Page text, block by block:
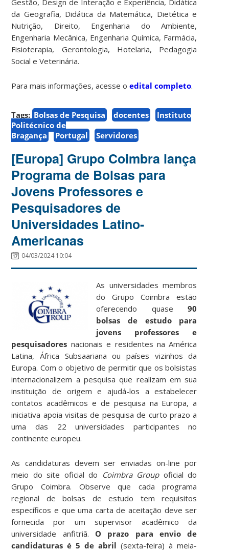
da Geografia, Didática da Matemática, Dietética e
Nutrição, Direito, Engenharia do Ambiente,
Engenharia Mecânica, Engenharia Química, Farmácia,
Fisioterapia, Gerontologia, Hotelaria, Pedagogia
Social e Veterinária.
Para mais informações, acesse oedital completo.
Tags: Bolsas de Pesquisa docentes
Instituto
Politécnico de
Bragança
Portugal Servidores
[Europa] Grupo Coimbra lança
Programa de Bolsas para
Jovens Professores e
Pesquisadores de
Universidades Latino-
Americanas
04/03/2024 10:04
As universidades membros
do Grupo Coimbra estão
oferecendo quase90
bolsas de estudo para
jovens professores e
pesquisadores nacionais e residentes na América
Latina, África Subsaariana ou países vizinhos da
Europa. Com o objetivo de permitir que os bolsistas
internacionalizem a pesquisa que realizam em sua
instituição de origem e ajudá-los a estabelecer
contatos acadêmicos e de pesquisa na Europa, a
iniciativa apoia visitas de pesquisa de curto prazo a
uma das 22 universidades participantes no
continente europeu.
As candidaturas devem ser enviadas on-line por
meio do site oficial do Coimbra Groupoficial do
Grupo Coimbra. Observe que cada programa
regional de bolsas de estudo tem requisitos
específicos e que uma carta de aceitação deve ser
fornecida por um supervisor acadêmico da
universidade anfitriã. O prazo para envio de
candidaturas é 5 de abril (sexta-feira) à meia-